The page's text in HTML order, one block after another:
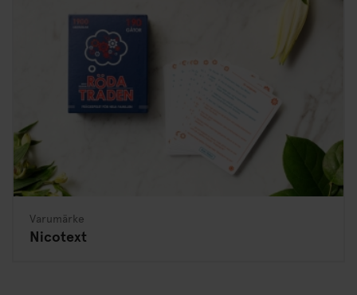
Varumärke
Nicotext